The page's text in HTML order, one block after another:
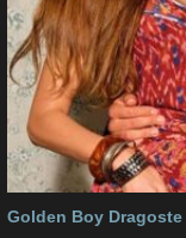
Golden Boy